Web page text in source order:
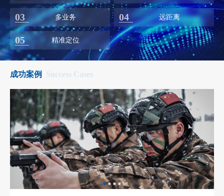
03 多业务 04 远距离
05 精准定位
成功案例 Success Cases